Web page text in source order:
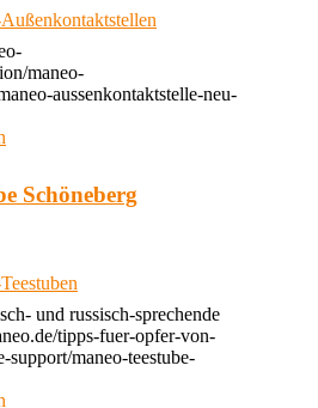
maneo-
aussenkontaktstelle-neu-
Schöneberg
und russisch-sprechende
tipps-fuer-opfer-von-
support/maneo-teestube-